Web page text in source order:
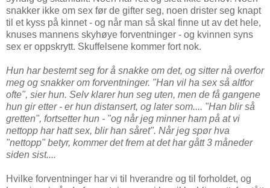
snakker ikke om sex før de gifter seg, noen drister seg knapt
til et kyss på kinnet - og når man så skal finne ut av det hele,
knuses mannens skyhøye forventninger - og kvinnen syns
sex er oppskrytt. Skuffelsene kommer fort nok.
Hun har bestemt seg for å snakke om det, og sitter nå overfor
meg og snakker om forventninger. "Han vil ha sex så altfor
ofte", sier hun. Selv klarer hun seg uten, men de få gangene
hun gir etter - er hun distansert, og later som.... "Han blir så
gretten", fortsetter hun - "og når jeg minner ham på at vi
nettopp har hatt sex, blir han såret". Når jeg spør hva
"nettopp" betyr, kommer det frem at det har gått 3 måneder
siden sist....
Hvilke forventninger har vi til hverandre og til forholdet, og